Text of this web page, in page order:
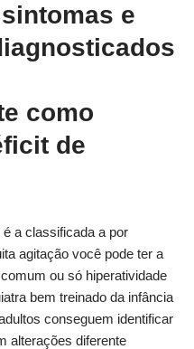
e
como
de
a classificada a por
agitação você pode ter a
ou só hiperatividade
bem treinado da infância
conseguem identificar
alterações diferente